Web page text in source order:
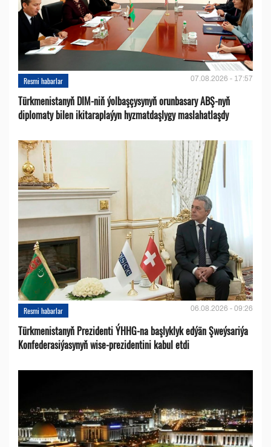
Resmi habarlar 07.08.2026 - 17:57
Türkmenistanyň DIM-niň ýolbaşçysynyň orunbasary ABŞ-nyň
diplomaty bilen ikitaraplaýyn hyzmatdaşlygy maslahatlaşdy
Resmi habarlar 06.08.2026 - 09:26
Türkmenistanyň Prezidenti ÝHHG-na başlyklyk edýän Şweýsariýa
Konfederasiýasynyň wise-prezidentini kabul etdi